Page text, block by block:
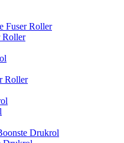
Fuser Roller
Roller
Roller
Drukrol